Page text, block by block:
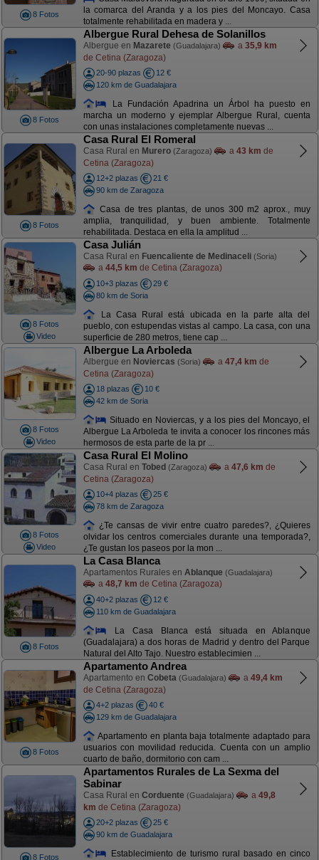
8 Fotos
la comarca del Aranda y a los pies del Moncayo. Casa
totalmente rehabilitada en madera y ...
8 Fotos
Albergue Rural Dehesa de Solanillos
Albergue en Mazarete (Guadalajara) a 35,9 km
de Cetina (Zaragoza)
20-90 plazas
12 €
120 km de Guadalajara
La Fundación Apadrina un Árbol ha puesto en
marcha un moderno y ejemplar Albergue Rural, cuenta
con unas instalaciones completamente nuevas ...
8 Fotos
Casa Rural El Romeral
Casa Rural en Murero (Zaragoza) a 43 km de
Cetina (Zaragoza)
12+2 plazas
21 €
90 km de Zaragoza
Casa de tres plantas, de unos 300 m2 aprox., muy
amplia, tranquilidad, y buen ambiente. Totalmente
rehabilitada. Destaca en ella la amplitud ...
8 Fotos
Video
Casa Julián
Casa Rural en Fuencaliente de Medinaceli (Soria)
a 44,5 km de Cetina (Zaragoza)
10+3 plazas
29 €
80 km de Soria
La Casa Rural está ubicada en la parte alta del
pueblo, con estupendas vistas al campo. La casa, con una
superficie de 280 metros, tiene cap ...
8 Fotos
Video
Albergue La Arboleda
Albergue en Noviercas (Soria) a 47,4 km de
Cetina (Zaragoza)
18 plazas
10 €
42 km de Soria
Situado en Noviercas, y a los pies del Moncayo, el
Albergue La Arboleda te invita a conocer los rincones más
hermosos de esta parte de la pr ...
8 Fotos
Video
Casa Rural El Molino
Casa Rural en Tobed (Zaragoza) a 47,6 km de
Cetina (Zaragoza)
10+4 plazas
25 €
78 km de Zaragoza
¿Te cansas de vivir entre cuatro paredes?, ¿Quieres
olvidar los centros comerciales durante una temporada?,
¿Te gustan los paseos por la mon ...
8 Fotos
La Casa Blanca
Apartamentos Rurales en Ablanque (Guadalajara)
a 48,7 km de Cetina (Zaragoza)
40+2 plazas
12 €
110 km de Guadalajara
La Casa Blanca está situada en Ablanque
(Guadalajara) a dos horas de Madrid y dentro del Parque
Natural del Alto Tajo. Nuestro establecimien ...
8 Fotos
Apartamento Andrea
Apartamento en Cobeta (Guadalajara) a 49,4 km
de Cetina (Zaragoza)
4+2 plazas
40 €
129 km de Guadalajara
Apartamento en planta baja totalmente adaptado para
usuarios con movilidad reducida. Cuenta con un amplio
cuarto de baño, dormitorio con cam ...
8 Fotos
Apartamentos Rurales de La Sexma del
Sabinar
Casa Rural en Corduente (Guadalajara) a 49,8
km de Cetina (Zaragoza)
20+2 plazas
25 €
90 km de Guadalajara
Establecimiento de turismo rural basado en cinco